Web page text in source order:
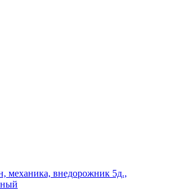
механика, внедорожник 5д.,